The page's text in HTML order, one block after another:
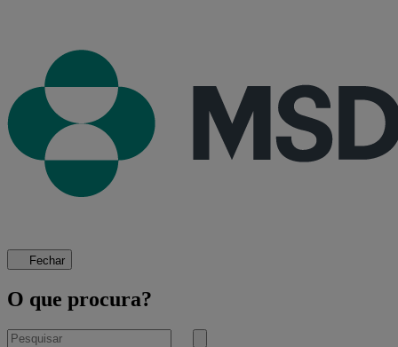
Fechar
O que procura?
Pesquisar